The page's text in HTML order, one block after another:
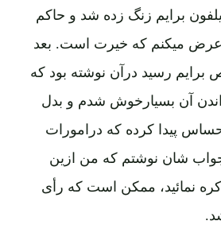
برایم زنگ زده شد و حاکم
عرض میکنم که خیرت است. بعد
رسید درآن نوشته بود که
آن بسیارخوش شدم و بدل
پیدا کرده که درامورات
شان نوشتم که من ازین
نمائید، ممکن است که رأی